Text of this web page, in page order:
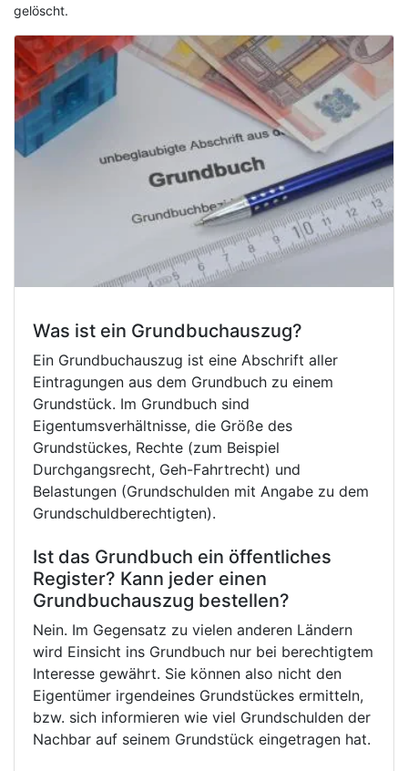
gelöscht.
Was ist ein Grundbuchauszug?
Ein Grundbuchauszug ist eine Abschrift aller
Eintragungen aus dem Grundbuch zu einem
Grundstück. Im Grundbuch sind
Eigentumsverhältnisse, die Größe des
Grundstückes, Rechte (zum Beispiel
Durchgangsrecht, Geh-Fahrtrecht) und
Belastungen (Grundschulden mit Angabe zu dem
Grundschuldberechtigten).
Ist das Grundbuch ein öffentliches
Register? Kann jeder einen
Grundbuchauszug bestellen?
Nein. Im Gegensatz zu vielen anderen Ländern
wird Einsicht ins Grundbuch nur bei berechtigtem
Interesse gewährt. Sie können also nicht den
Eigentümer irgendeines Grundstückes ermitteln,
bzw. sich informieren wie viel Grundschulden der
Nachbar auf seinem Grundstück eingetragen hat.